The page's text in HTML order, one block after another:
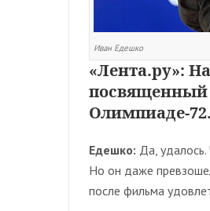
Иван Едешко
«Лента.ру»:
посвященный
Олимпиаде-
Едешко: Да,
Но он даже
после фильма